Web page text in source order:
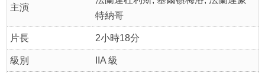
主演
特納哥
片長 2小時18分
級別 IIA 級